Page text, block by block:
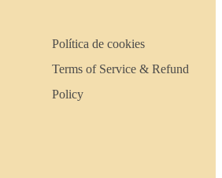
Política de cookies
Terms of Service & Refund
Policy